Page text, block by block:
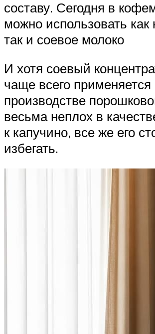
составу. Сегодня в
можно использовать как
так и соевое молоко
И хотя соевый
чаще всего применяется
производстве
весьма неплох в
к капучино, все же его
избегать.